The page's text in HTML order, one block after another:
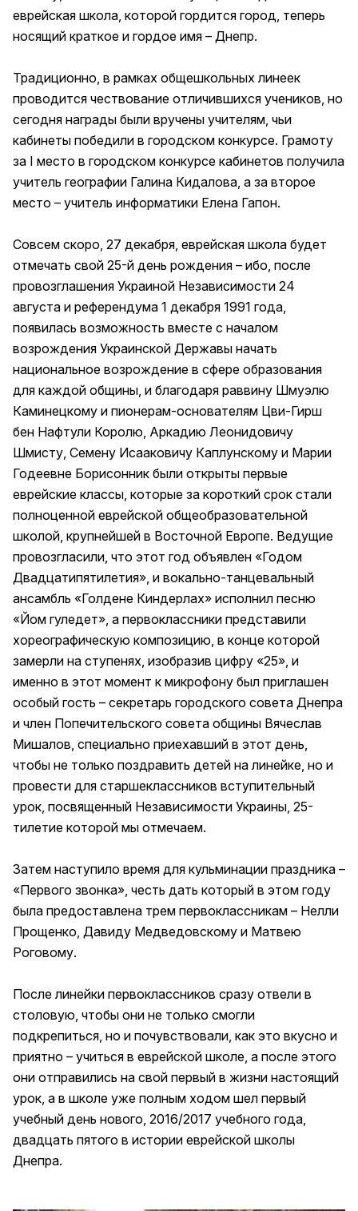
еврейская школа, которой гордится город, теперь
носящий краткое и гордое имя – Днепр.
Традиционно, в рамках общешкольных линеек
проводится чествование отличившихся учеников, но
сегодня награды были вручены учителям, чьи
кабинеты победили в городском конкурсе. Грамоту
за I место в городском конкурсе кабинетов получила
учитель географии Галина Кидалова, а за второе
место – учитель информатики Елена Гапон.
Совсем скоро, 27 декабря, еврейская школа будет
отмечать свой 25-й день рождения – ибо, после
провозглашения Украиной Независимости 24
августа и референдума 1 декабря 1991 года,
появилась возможность вместе с началом
возрождения Украинской Державы начать
национальное возрождение в сфере образования
для каждой общины, и благодаря раввину Шмуэлю
Каминецкому и пионерам-основателям Цви-Гирш
бен Нафтули Королю, Аркадию Леонидовичу
Шмисту, Семену Исааковичу Каплунскому и Марии
Годеевне Борисонник были открыты первые
еврейские классы, которые за короткий срок стали
полноценной еврейской общеобразовательной
школой, крупнейшей в Восточной Европе. Ведущие
провозгласили, что этот год объявлен «Годом
Двадцатипятилетия», и вокально-танцевальный
ансамбль «Голдене Киндерлах» исполнил песню
«Йом гуледет», а первоклассники представили
хореографическую композицию, в конце которой
замерли на ступенях, изобразив цифру «25», и
именно в этот момент к микрофону был приглашен
особый гость – секретарь городского совета Днепра
и член Попечительского совета общины Вячеслав
Мишалов, специально приехавший в этот день,
чтобы не только поздравить детей на линейке, но и
провести для старшеклассников вступительный
урок, посвященный Независимости Украины, 25-
тилетие которой мы отмечаем.
Затем наступило время для кульминации праздника –
«Первого звонка», честь дать который в этом году
была предоставлена трем первоклассникам – Нелли
Прощенко, Давиду Медведовскому и Матвею
Роговому.
После линейки первоклассников сразу отвели в
столовую, чтобы они не только смогли
подкрепиться, но и почувствовали, как это вкусно и
приятно – учиться в еврейской школе, а после этого
они отправились на свой первый в жизни настоящий
урок, а в школе уже полным ходом шел первый
учебный день нового, 2016/2017 учебного года,
двадцать пятого в истории еврейской школы
Днепра.